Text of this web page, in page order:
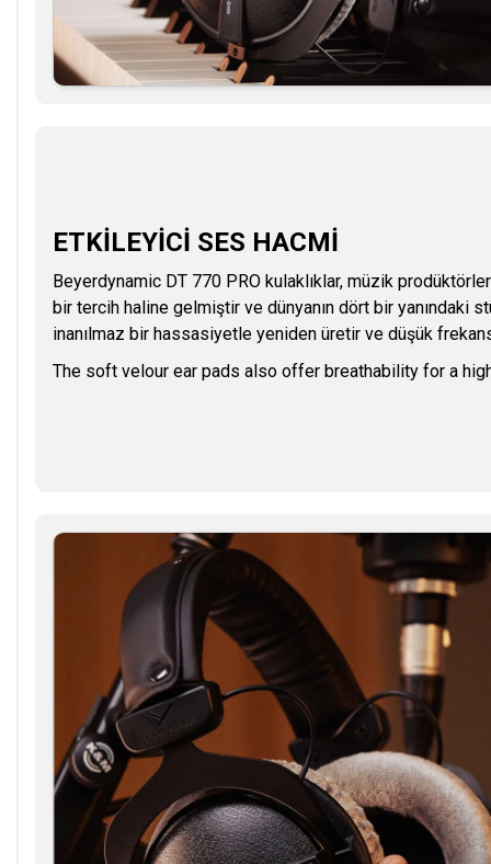
ETKİLEYİCİ SES HACMİ
Beyerdynamic DT 770 PRO kulaklıklar, müzik
bir tercih haline gelmiştir ve dünyanın dört bir yanındaki
inanılmaz bir hassasiyetle yeniden üretir ve düşük
The soft velour ear pads also offer breathability for a